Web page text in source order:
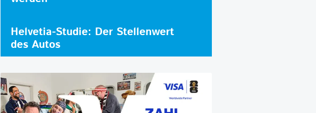
Helvetia-Studie: Der Stellenwert
des Autos